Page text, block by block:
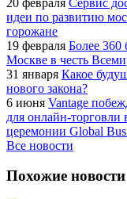
идеи по развитию
горожане
19 февраля Более 360
Москве в честь
31 января Какое
нового закона?
6 июня Vantage
для онлайн-торговли
церемонии Global
Все новости
Похожие новости